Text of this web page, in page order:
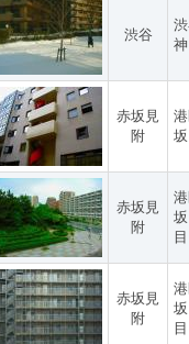
渋谷
赤坂見
附
赤坂見
附
目
赤坂見
附
目